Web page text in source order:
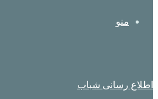
منو
اطلاع رسانی شباب